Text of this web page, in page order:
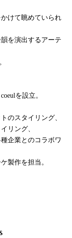
けて眺めていられ
を演出するアーテ
を設立。
のスタイリング、
リング、
企業とのコラボワ
製作を担当。